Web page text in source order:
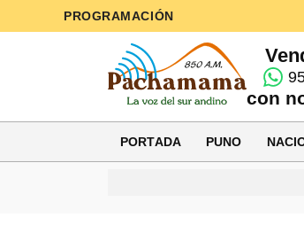
PROGRAMACIÓN
con
PORTADA PUNO